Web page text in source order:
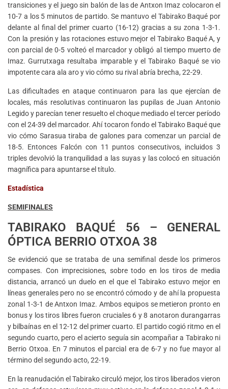
transiciones y el juego sin balón de las de Antxon Imaz colocaron el
10-7 a los 5 minutos de partido. Se mantuvo el Tabirako Baqué por
delante al final del primer cuarto (16-12) gracias a su zona 1-3-1.
Con la presión y las rotaciones estuvo mejor el Tabirako Baqué A, y
con parcial de 0-5 volteó el marcador y obligó al tiempo muerto de
Imaz. Gurrutxaga resultaba imparable y el Tabirako Baqué se vio
impotente cara ala aro y vio cómo su rival abría brecha, 22-29.
Las dificultades en ataque continuaron para las que ejercían de
locales, más resolutivas continuaron las pupilas de Juan Antonio
Legido y parecían tener resuelto el choque mediado el tercer período
con el 24-39 del marcador. Ahí tocaron fondo el Tabirako Baqué que
vio cómo Sarasua tiraba de galones para comenzar un parcial de
18-5. Entonces Falcón con 11 puntos consecutivos, incluidos 3
triples devolvió la tranquilidad a las suyas y las colocó en situación
magnífica para apuntarse el título.
Estadística
SEMIFINALES
TABIRAKO BAQUÉ 56 – GENERAL
ÓPTICA BERRIO OTXOA 38
Se evidenció que se trataba de una semifinal desde los primeros
compases. Con imprecisiones, sobre todo en los tiros de media
distancia, arrancó un duelo en el que el Tabirako estuvo mejor en
líneas generales pero no se encontró cómodo y de ahí la propuesta
zonal 1-3-1 de Antxon Imaz. Ambos equipos se metieron pronto en
bonus y los tiros libres fueron cruciales 6 y 8 anotaron durangarras
y bilbaínas en el 12-12 del primer cuarto. El partido cogió ritmo en el
segundo cuarto, pero el acierto seguía sin acompañar a Tabirako ni
Berrio Otxoa. En 7 minutos el parcial era de 6-7 y no fue mayor al
término del segundo acto, 22-19.
En la reanudación el Tabirako circuló mejor, los tiros liberados vieron